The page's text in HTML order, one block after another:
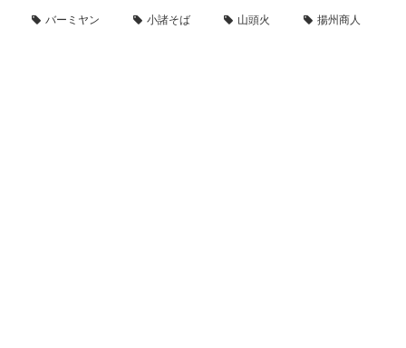
バーミヤン 小諸そば 山頭火 揚州商人